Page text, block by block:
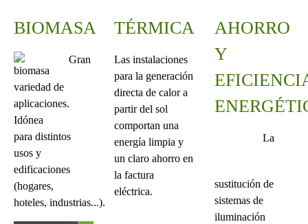
BIOMASA
Gran
variedad de
aplicaciones.
Idónea
para distintos
usos y
edificaciones
(hogares,
hoteles, industrias...).
TÉRMICA
Las instalaciones
para la generación
directa de calor a
partir del sol
comportan una
energía limpia y
un claro ahorro en
la factura
eléctrica.
AHORRO
Y
La
sustitución de
sistemas de
iluminación